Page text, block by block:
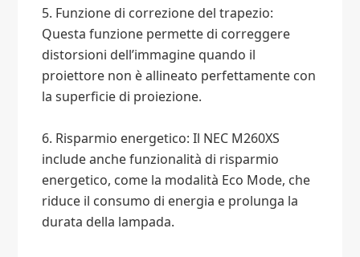
5. Funzione di correzione del trapezio:
Questa funzione permette di correggere
distorsioni dell’immagine quando il
proiettore non è allineato perfettamente con
la superficie di proiezione.
6. Risparmio energetico: Il NEC M260XS
include anche funzionalità di risparmio
energetico, come la modalità Eco Mode, che
riduce il consumo di energia e prolunga la
durata della lampada.